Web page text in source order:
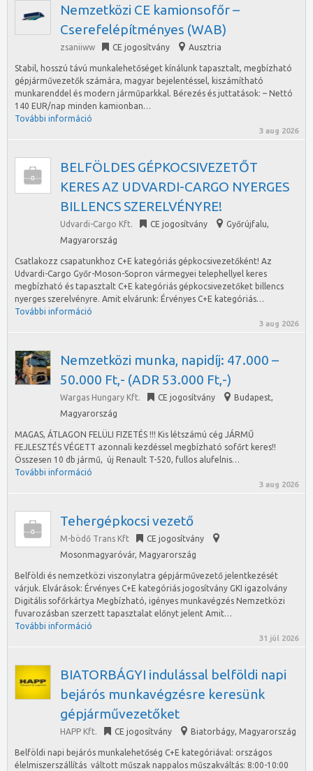
Nemzetközi CE kamionsofőr –
Cserefelépítményes (WAB)
zsaniiww CE jogosítvány Ausztria
Stabil, hosszú távú munkalehetőséget kínálunk tapasztalt, megbízható
gépjárművezetők számára, magyar bejelentéssel, kiszámítható
munkarenddel és modern járműparkkal. Bérezés és juttatások: – Nettó
140 EUR/nap minden kamionban…
További információ
3 aug 2026
BELFÖLDES GÉPKOCSIVEZETŐT
KERES AZ UDVARDI-CARGO NYERGES
BILLENCS SZERELVÉNYRE!
Udvardi-Cargo Kft. CE jogosítvány Győrújfalu,
Magyarország
Csatlakozz csapatunkhoz C+E kategóriás gépkocsivezetőként! Az
Udvardi-Cargo Győr-Moson-Sopron vármegyei telephellyel keres
megbízható és tapasztalt C+E kategóriás gépkocsivezetőket billencs
nyerges szerelvényre. Amit elvárunk: Érvényes C+E kategóriás…
További információ
3 aug 2026
Nemzetközi munka, napidíj: 47.000 –
50.000 Ft,- (ADR 53.000 Ft,-)
Wargas Hungary Kft. CE jogosítvány Budapest,
Magyarország
MAGAS, ÁTLAGON FELÜLI FIZETÉS !!! Kis létszámú cég JÁRMŰ
FEJLESZTÉS VÉGETT azonnali kezdéssel megbízható sofőrt keres!!
Összesen 10 db jármű, új Renault T-520, fullos alufelnis…
További információ
3 aug 2026
Tehergépkocsi vezető
M-bödő Trans Kft
CE jogosítvány
Mosonmagyaróvár, Magyarország
Belföldi és nemzetközi viszonylatra gépjárművezető jelentkezését
várjuk. Elvárások: Érvényes C+E kategóriás jogosítvány GKI igazolvány
Digitális sofőrkártya Megbízható, igényes munkavégzés Nemzetközi
fuvarozásban szerzett tapasztalat előnyt jelent Amit…
További információ
31 júl 2026
BIATORBÁGYI indulással belföldi napi
bejárós munkavégzésre keresünk
gépjárművezetőket
HAPP Kft. CE jogosítvány Biatorbágy, Magyarország
Belföldi napi bejárós munkalehetőség C+E kategóriával: országos
élelmiszerszállítás váltott műszak nappalos műszakváltás: 8:00-10:00